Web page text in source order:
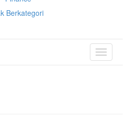
Berkategori
TOGGLE